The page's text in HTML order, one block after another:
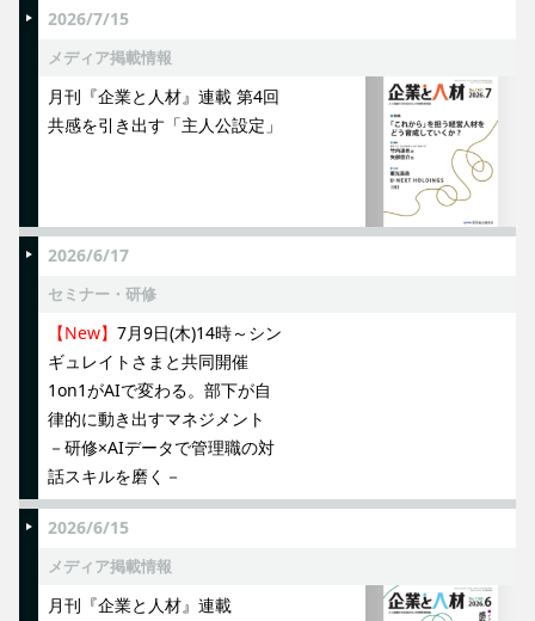
2026/7/15
メディア掲載情報
月刊『企業と人材』連載 第4回
共感を引き出す「主人公設定」
2026/6/17
セミナー・研修
【New】 7月9日(木)14時～シン
ギュレイトさまと共同開催
1on1がAIで変わる。部下が自
律的に動き出すマネジメント
－研修×AIデータで管理職の対
話スキルを磨く－
2026/6/15
メディア掲載情報
月刊『企業と人材』連載